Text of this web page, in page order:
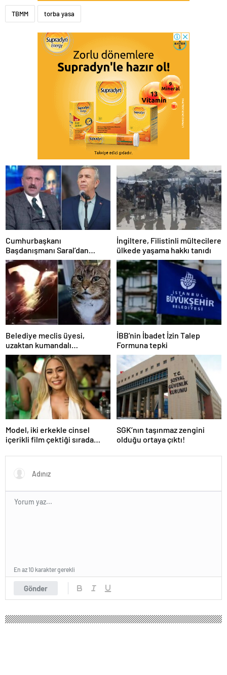
TBMM torba yasa
Cumhurbaşkanı
Başdanışmanı Saral’dan
gündem yaratacak Mansur
Yavaş iddiası
İngiltere, Filistinli mültecilere
ülkede yaşama hakkı tanıdı
Belediye meclis üyesi,
uzaktan kumandalı
patlayıcıyla kediyi havaya
uçurmaya çalıştı
İBB'nin İbadet İzin Talep
Formuna tepki
Model, iki erkekle cinsel
içerikli film çektiği sırada
kaybetti
SGK’nın taşınmaz zengini
olduğu ortaya çıktı!
Gönder
En az 10 karakter gerekli